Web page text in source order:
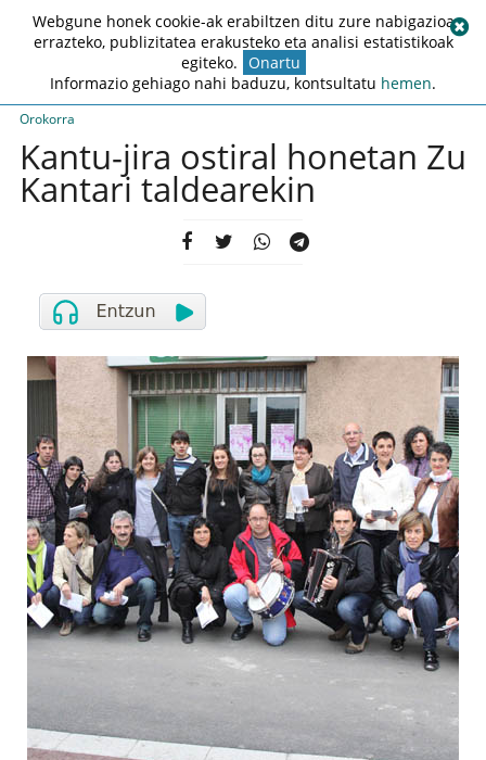
Orokorra
Kantu-jira ostiral honetan Zu
Kantari taldearekin
Webgune honek cookie-ak erabiltzen ditu zure nabigazioa
errazteko, publizitatea erakusteko eta analisi estatistikoak
egiteko. Onartu
Informazio gehiago nahi baduzu, kontsultatu hemen.